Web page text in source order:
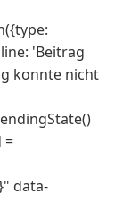
'Beitrag
konnte nicht
=
data-